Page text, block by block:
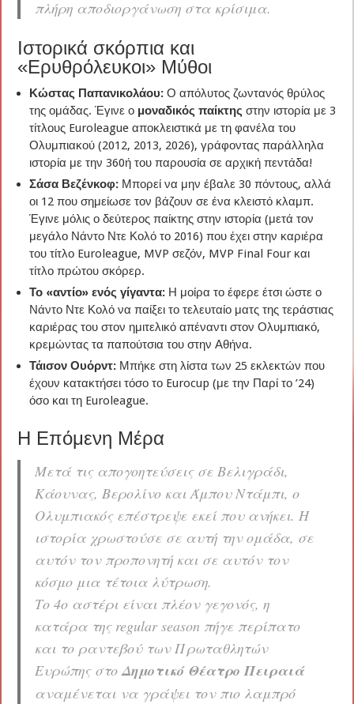
πλήρη αποδιοργάνωση στα κρίσιμα.
Ιστορικά σκόρπια και
«Ερυθρόλευκοι» Μύθοι
Κώστας Παπανικολάου: Ο απόλυτος ζωντανός θρύλος
της ομάδας. Έγινε ο μοναδικός παίκτης στην ιστορία με 3
τίτλους Euroleague αποκλειστικά με τη φανέλα του
Ολυμπιακού (2012, 2013, 2026), γράφοντας παράλληλα
ιστορία με την 360ή του παρουσία σε αρχική πεντάδα!
Σάσα Βεζένκοφ: Μπορεί να μην έβαλε 30 πόντους, αλλά
οι 12 που σημείωσε τον βάζουν σε ένα κλειστό κλαμπ.
Έγινε μόλις ο δεύτερος παίκτης στην ιστορία (μετά τον
μεγάλο Νάντο Ντε Κολό το 2016) που έχει στην καριέρα
του τίτλο Euroleague, MVP σεζόν, MVP Final Four και
τίτλο πρώτου σκόρερ.
Το «αντίο» ενός γίγαντα: Η μοίρα το έφερε έτσι ώστε ο
Νάντο Ντε Κολό να παίξει το τελευταίο ματς της τεράστιας
καριέρας του στον ημιτελικό απέναντι στον Ολυμπιακό,
κρεμώντας τα παπούτσια του στην Αθήνα.
Τάισον Ουόρντ: Μπήκε στη λίστα των 25 εκλεκτών που
έχουν κατακτήσει τόσο το Eurocup (με την Παρί το ’24)
όσο και τη Euroleague.
Η Επόμενη Μέρα
Μετά τις απογοητεύσεις σε Βελιγράδι,
Κάουνας, Βερολίνο και Άμπου Ντάμπι, ο
Ολυμπιακός επέστρεψε εκεί που ανήκει. Η
ιστορία χρωστούσε σε αυτή την ομάδα, σε
αυτόν τον προπονητή και σε αυτόν τον
κόσμο μια τέτοια λύτρωση.
Το 4ο αστέρι είναι πλέον γεγονός, η
κατάρα της regular season πήγε περίπατο
και το ραντεβού των Πρωταθλητών
Ευρώπης στοΔημοτικό Θέατρο Πειραιά
αναμένεται να γράψει τον πιο λαμπρό